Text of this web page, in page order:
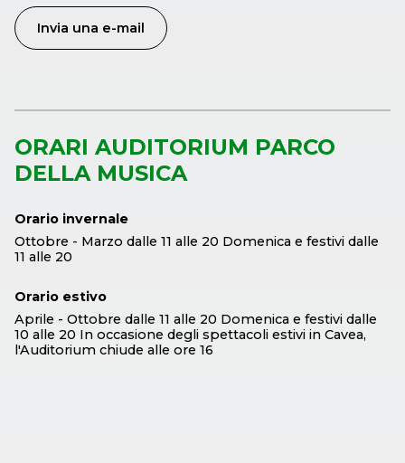
Invia una e-mail
ORARI AUDITORIUM PARCO
DELLA MUSICA
Orario invernale
Ottobre - Marzo dalle 11 alle 20 Domenica e festivi dalle
11 alle 20
Orario estivo
Aprile - Ottobre dalle 11 alle 20 Domenica e festivi dalle
10 alle 20 In occasione degli spettacoli estivi in Cavea,
l'Auditorium chiude alle ore 16